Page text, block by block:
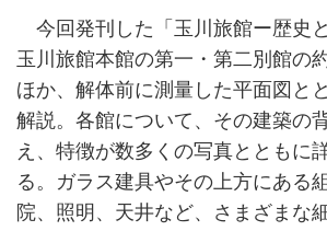
今回発刊した「玉川旅館ー歴史
玉川旅館本館の第一・第二別館の
ほか、解体前に測量した平面図と
解説。各館について、その建築の
え、特徴が数多くの写真とともに
る。ガラス建具やその上方にある
院、照明、天井など、さまざまな